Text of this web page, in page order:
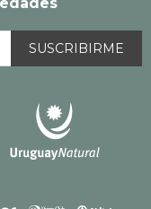
SUSCRIBIRME